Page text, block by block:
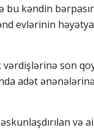
bu kəndin
evlərinin
son
adət
və